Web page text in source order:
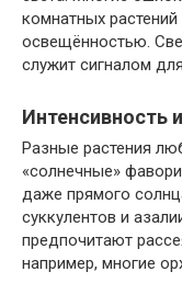
комнатных
освещённостью.
служит сигналом
Интенсивность
Разные растения
«солнечные»
даже прямого
суккулентов и
предпочитают
например, многие